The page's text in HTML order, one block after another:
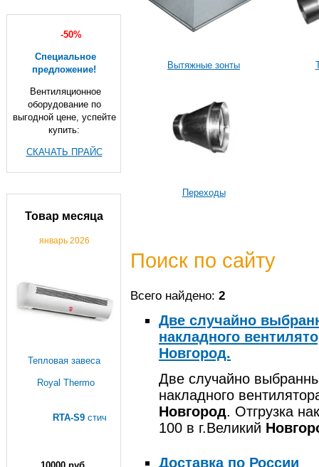
-50%
Специальное
предложение!
Вентиляционное
оборудование по
выгодной цене, успейте
купить:
СКАЧАТЬ ПРАЙС
Товар месяца
январь 2026
Тепловая завеса
Royal Thermo
RTA-S9 стич
Вытяжные зонты
Переходы
Поиск по сайту
Всего найдено: 2
Две случайно
накладного
Новгород.
Две случайно
накладного
Новгород. Отгрузка
100 в г.Великий
Доставка по России